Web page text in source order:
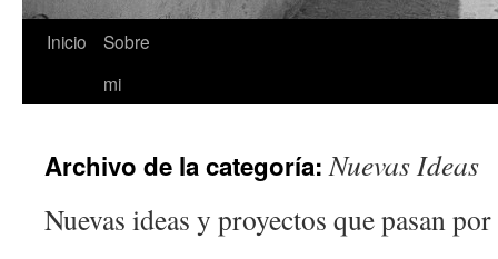
Saltar
Inicio
Sobre
mi
Archivo de la categoría:Nuevas Ideas
Nuevas ideas y proyectos que pasan